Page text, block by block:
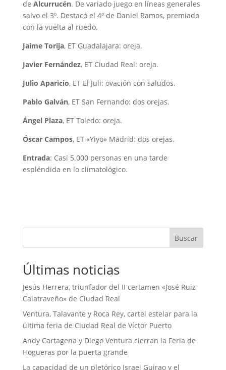
de Alcurrucén. De variado juego en líneas generales
salvo el 3º. Destacó el 4º de Daniel Ramos, premiado
con la vuelta al ruedo.
Jaime Torija, ET Guadalajara: oreja.
Javier Fernández, ET Ciudad Real: oreja.
Julio Aparicio, ET El Juli: ovación con saludos.
Pablo Galván, ET San Fernando: dos orejas.
Ángel Plaza, ET Toledo: oreja.
Óscar Campos, ET «Yiyo» Madrid: dos orejas.
Entrada: Casi 5.000 personas en una tarde
espléndida en lo climatológico.
Buscar
Últimas noticias
Jesús Herrera, triunfador del II certamen «José Ruiz
Calatraveño» de Ciudad Real
Ventura, Talavante y Roca Rey, cartel estelar para la
última feria de Ciudad Real de Víctor Puerto
Andy Cartagena y Diego Ventura cierran la Feria de
Hogueras por la puerta grande
La capacidad de un pletórico Israel Guirao y el